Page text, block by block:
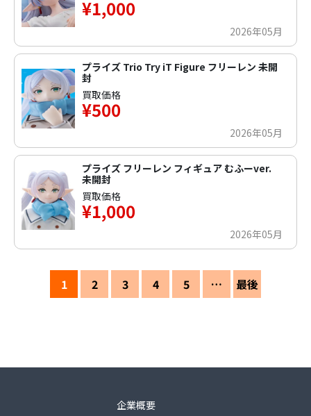
¥1,000
2026年05月
プライズ Trio Try iT Figure フリーレン 未開
封
買取価格
¥500
2026年05月
プライズ フリーレン フィギュア むふーver.
未開封
買取価格
¥1,000
2026年05月
1 2 3 4 5 … 最後
企業概要